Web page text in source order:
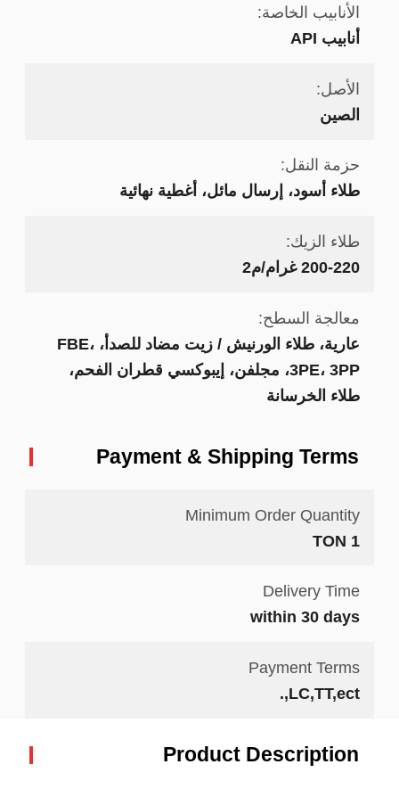
الأنابيب الخاصة:
أنابيب API
الأصل:
الصين
حزمة النقل:
طلاء أسود، إرسال مائل، أغطية نهائية
طلاء الزيك:
200-220 غرام/م2
معالجة السطح:
عارية، طلاء الورنيش / زيت مضاد للصدأ، FBE،
3PE، 3PP، مجلفن، إيبوكسي قطران الفحم،
طلاء الخرسانة
Payment & Shipping Terms
Minimum Order Quantity
1 TON
Delivery Time
within 30 days
Payment Terms
LC,TT,ect,.
Product Description